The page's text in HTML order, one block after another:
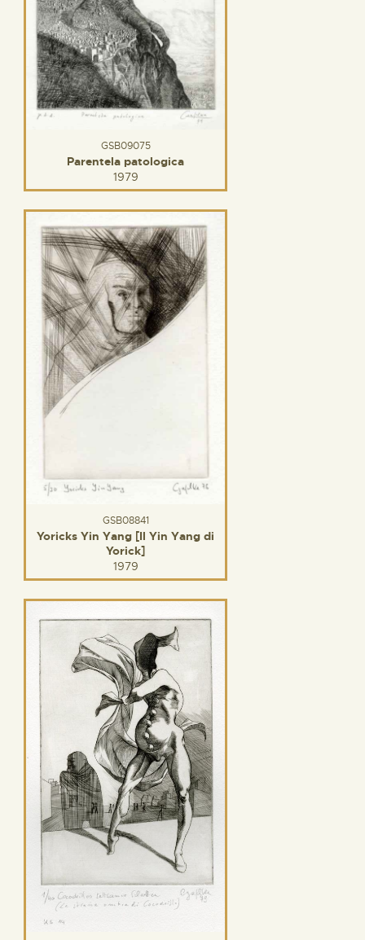
GSB09075
Parentela patologica
1979
GSB08841
Yoricks Yin Yang [Il Yin Yang di
Yorick]
1979